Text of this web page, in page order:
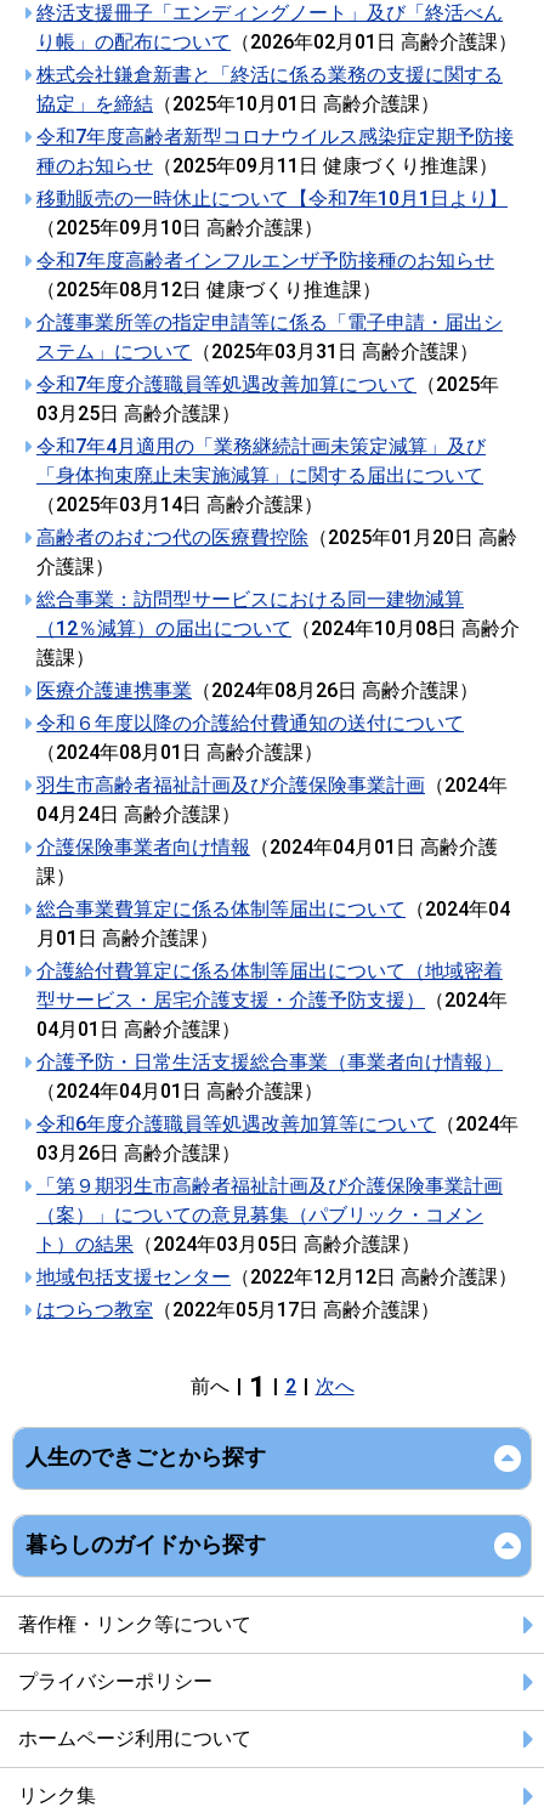
終活支援冊子「エンディングノート」及び「終活べん
り帳」の配布について
（2026年02月01日 高齢介護課）
株式会社鎌倉新書と「終活に係る業務の支援に関する
協定」を締結 （2025年10月01日 高齢介護課）
令和7年度高齢者新型コロナウイルス感染症定期予防接
種のお知らせ （2025年09月11日 健康づくり推進課）
移動販売の一時休止について【令和7年10月1日より】
（2025年09月10日 高齢介護課）
令和7年度高齢者インフルエンザ予防接種のお知らせ
（2025年08月12日 健康づくり推進課）
介護事業所等の指定申請等に係る「電子申請・届出シ
ステム」について
（2025年03月31日 高齢介護課）
令和7年度介護職員等処遇改善加算について
（2025年
03月25日 高齢介護課）
令和7年4月適用の「業務継続計画未策定減算」及び
「身体拘束廃止未実施減算」に関する届出について
（2025年03月14日 高齢介護課）
高齢者のおむつ代の医療費控除 （2025年01月20日 高齢
介護課）
総合事業：訪問型サービスにおける同一建物減算
（12％減算）の届出について
（2024年10月08日 高齢介
護課）
医療介護連携事業 （2024年08月26日 高齢介護課）
令和６年度以降の介護給付費通知の送付について
（2024年08月01日 高齢介護課）
羽生市高齢者福祉計画及び介護保険事業計画 （2024年
04月24日 高齢介護課）
介護保険事業者向け情報
（2024年04月01日 高齢介護
課）
総合事業費算定に係る体制等届出について
（2024年04
月01日 高齢介護課）
介護給付費算定に係る体制等届出について（地域密着
型サービス・居宅介護支援・介護予防支援）
（2024年
04月01日 高齢介護課）
介護予防・日常生活支援総合事業（事業者向け情報）
（2024年04月01日 高齢介護課）
令和6年度介護職員等処遇改善加算等について
（2024年
03月26日 高齢介護課）
「第９期羽生市高齢者福祉計画及び介護保険事業計画
（案）」についての意見募集（パブリック・コメン
ト）の結果 （2024年03月05日 高齢介護課）
地域包括支援センター （2022年12月12日 高齢介護課）
はつらつ教室 （2022年05月17日 高齢介護課）
前へ | 1 | 2 | 次へ
人生のできごとから探す
暮らしのガイドから探す
著作権・リンク等について
プライバシーポリシー
ホームページ利用について
リンク集